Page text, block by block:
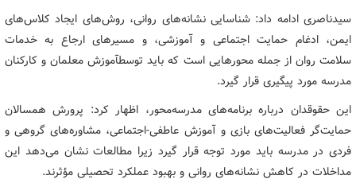
سیدناصری ادامه داد: شناسایی نشانه‌های روانی، روش‌های ایجاد کلاس‌های
ایمن، ادغام حمایت اجتماعی و آموزشی، و مسیرهای ارجاع به خدمات
سلامت روان از جمله محورهایی است که باید توسطآموزش معلمان و کارکنان
مدرسه مورد پیگیری قرار گیرد.
این حقوقدان درباره برنامه‌های مدرسه‌محور، اظهار کرد: پرورش همسالان
حمایت‌گر فعالیت‌های بازی و آموزش عاطفی-اجتماعی، مشاوره‌های گروهی و
فردی در مدرسه باید مورد توجه قرار گیرد زیرا مطالعات نشان می‌دهد این
مداخلات در کاهش نشانه‌های روانی و بهبود عملکرد تحصیلی مؤثرند.